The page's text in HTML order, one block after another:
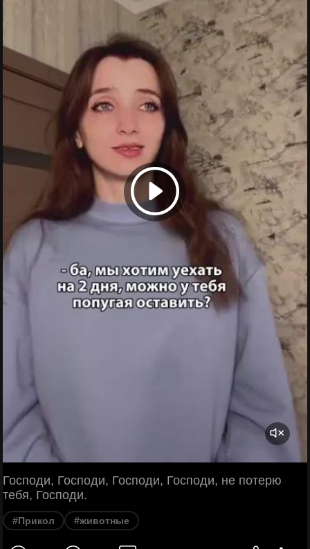
Господи, Господи, Господи, Господи, не потерю
тебя, Господи.
#Прикол #животные